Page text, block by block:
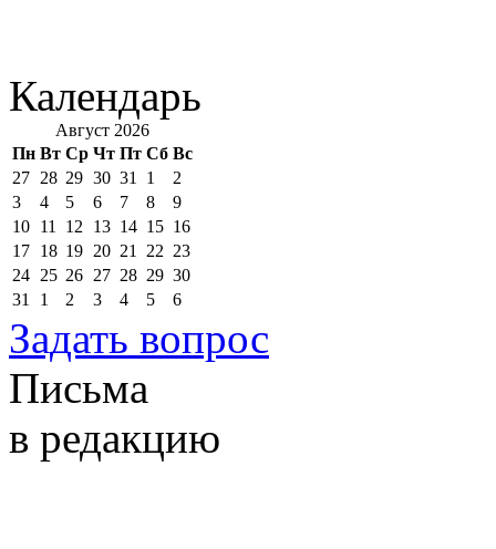
Календарь
Август 2026
Пн Вт Ср Чт Пт Сб Вс
27 28 29 30 31 1
2
3
4 5 6 7 8
9
10 11 12 13 14 15 16
17 18 19 20 21 22 23
24 25 26 27 28 29 30
31
1 2 3 4 5 6
Задать вопрос
Письма
в редакцию